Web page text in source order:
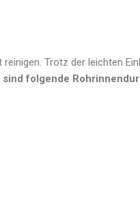
Trotz der leichten
sind folgende